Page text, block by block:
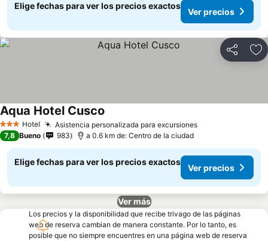
Elige fechas para ver los precios exactos
Ver precios
Compartir
3 Estrellas
Hotel Asistencia personalizada para excursiones
Aqua Hotel Cusco
7,8 Bueno 983 a 0.6 km de: Centro de la ciudad
Elige fechas para ver los precios exactos
Ver precios
Ver más
Los precios y la disponibilidad que recibe trivago de las páginas
web de reserva cambian de manera constante. Por lo tanto, es
posible que no siempre encuentres en una página web de reserva